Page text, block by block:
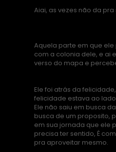
Aiai, as vezes não da
Aquela parte em que
com a colonia dele, e ai
verso do mapa e
Ele foi atrás da
felicidade estava ao
Ele não saiu em busca
busca de um proposito,
em sua jornada que ele
precisa ter sentido, É
pra aproveitar mesmo.